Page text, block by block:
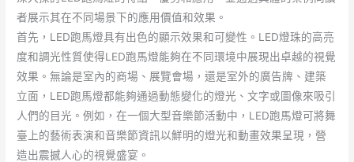
者展示其在不同場景下的應用價值和效果。
首先，LED跑馬燈具有出色的顯示效果和可變性。LED燈珠的高亮
度和調光性質使得LED跑馬燈能夠在不同環境中展現出卓越的視覺
效果。無論是室內的商場、展覽會場，還是室外的廣告牌、建築
立面，LED跑馬燈都能夠通過動態變化的燈光、文字或圖像來吸引
人們的目光。例如，在一個大型音樂節活動中，LED跑馬燈可將舞
臺上的藝術表演和音樂節資訊以鮮明的燈光和動畫效果呈現，營
造出震撼人心的視覺盛宴。